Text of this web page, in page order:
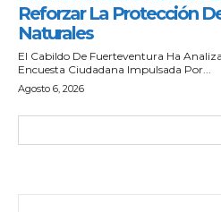
Reforzar La Protección
Naturales
El Cabildo De Fuerteventura Ha
Encuesta Ciudadana Impulsada Por...
Agosto 6, 2026